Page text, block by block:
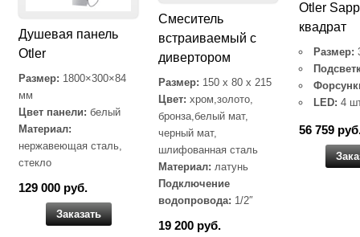
Душевая панель
Otler
Размер: 1800×300×84
мм
Цвет панели: белый
Материал:
нержавеющая сталь,
стекло
129 000 руб.
Заказать
Cмеситель
встраиваемый с
дивертором
Размер: 150 x 80 x 215
Цвет: хром,золото,
бронза,белый мат,
черный мат,
шлифованная сталь
Материал: латунь
Подключение
водопровода: 1/2″
19 200 руб.
Otler
квадрат
Размер:
LED: 4
56 759